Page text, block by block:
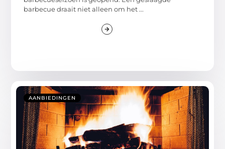
barbecue draait niet alleen om het ...
AANBIEDINGEN